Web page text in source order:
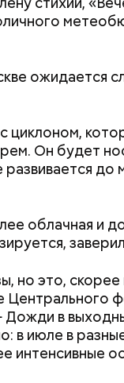
ожидается
циклоном,
Он будет
развивается
облачная и
но это, скорее
Центрального
в
в июле в
интенсивные
прав
С 1
новой